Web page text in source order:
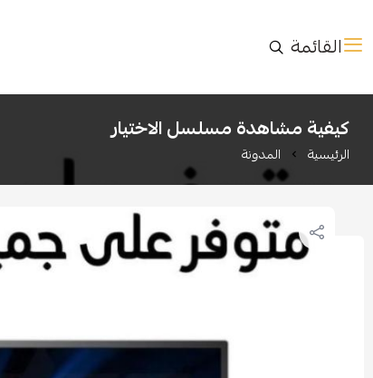
القائمة
كيفية مشاهدة مسلسل الاختيار
الرئيسية المدونة